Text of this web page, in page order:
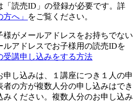
「読売ID」の登録が必要です。詳
へ」 をご覧ください。
がメールアドレスをお持ちでない
ルアドレスでお子様用の読売IDを
受講申し込みをする方法
し込みは、１講座につき１人の申
者の方が複数人分の申し込みはでき
みください。複数人分のお申し込み